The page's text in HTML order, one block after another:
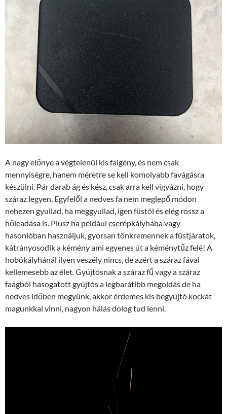
A nagy előnye a végtelenül kis faigény, és nem csak
mennyiségre, hanem méretre se kell komolyabb favágásra
készülni. Pár darab ág és kész, csak arra kell vigyázni, hogy
száraz legyen. Egyfelől a nedves fa nem meglepő módon
nehezen gyullad, ha meggyullad, igen füstöl és elég rossz a
hőleadása is. Plusz ha például cserépkályhába vagy
hasonlóban használjuk, gyorsan tönkremennek a füstjáratok,
kátrányosodik a kémény ami egyenes út a kéménytűz felé! A
hobókályhánál ilyen veszély nincs, de azért a száraz fával
kellemesebb az élet. Gyújtósnak a száraz fű vagy a száraz
faágból hasogatott gyújtós a legbarátibb megoldás de ha
nedves időben megyünk, akkor érdemes kis begyújtó kockát
magunkkal vinni, nagyon hálás dolog tud lenni.